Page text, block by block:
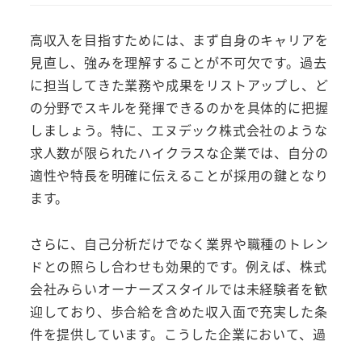
高収入を目指すためには、まず自身のキャリアを
見直し、強みを理解することが不可欠です。過去
に担当してきた業務や成果をリストアップし、ど
の分野でスキルを発揮できるのかを具体的に把握
しましょう。特に、エヌデック株式会社のような
求人数が限られたハイクラスな企業では、自分の
適性や特長を明確に伝えることが採用の鍵となり
ます。
さらに、自己分析だけでなく業界や職種のトレン
ドとの照らし合わせも効果的です。例えば、株式
会社みらいオーナーズスタイルでは未経験者を歓
迎しており、歩合給を含めた収入面で充実した条
件を提供しています。こうした企業において、過